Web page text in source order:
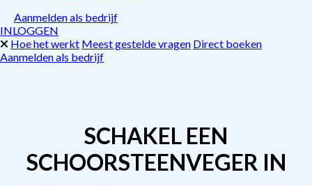
Aanmelden als bedrijf
INLOGGEN
Hoe het werkt Meest gestelde vragen Direct boeken
Aanmelden als bedrijf
SCHAKEL EEN
SCHOORSTEENVEGER IN